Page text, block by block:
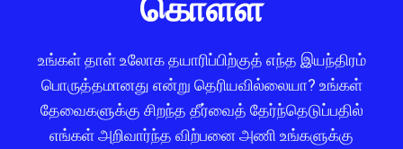
கொள்ள
உங்கள் தாள் உலோக தயாரிப்பிற்குத் எந்த இயந்திரம்
பொருத்தமானது என்று தெரியவில்லையா? உங்கள்
தேவைகளுக்கு சிறந்த தீர்வைத் தேர்ந்தெடுப்பதில்
எங்கள் அறிவார்ந்த விற்பனை அணி உங்களுக்கு